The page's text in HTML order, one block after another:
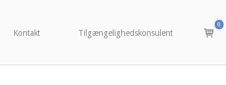
Kontakt Tilgængelighedskonsulent
Vis
varekurv
0